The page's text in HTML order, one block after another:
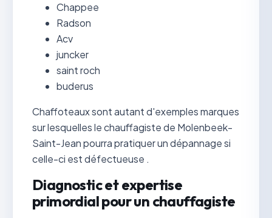
Chappee
Radson
Acv
juncker
saint roch
buderus
Chaffoteaux sont autant d'exemples marques
sur lesquelles le chauffagiste de Molenbeek-
Saint-Jean pourra pratiquer un dépannage si
celle-ci est défectueuse .
Diagnostic et expertise
primordial pour un chauffagiste